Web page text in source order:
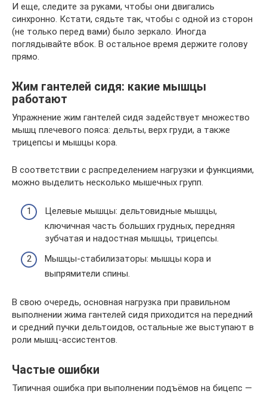
И еще, следите за руками, чтобы они двигались
синхронно. Кстати, сядьте так, чтобы с одной из сторон
(не только перед вами) было зеркало. Иногда
поглядывайте вбок. В остальное время держите голову
прямо.
Жим гантелей сидя: какие мышцы
работают
Упражнение жим гантелей сидя задействует множество
мышц плечевого пояса: дельты, верх груди, а также
трицепсы и мышцы кора.
В соответствии с распределением нагрузки и функциями,
можно выделить несколько мышечных групп.
Целевые мышцы: дельтовидные мышцы,
ключичная часть больших грудных, передняя
зубчатая и надостная мышцы, трицепсы.
Мышцы-стабилизаторы: мышцы кора и
выпрямители спины.
В свою очередь, основная нагрузка при правильном
выполнении жима гантелей сидя приходится на передний
и средний пучки дельтоидов, остальные же выступают в
роли мышц-ассистентов.
Частые ошибки
Типичная ошибка при выполнении подъёмов на бицепс —